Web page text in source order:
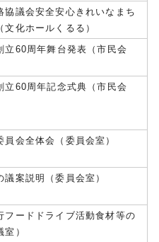
協議会安全安心きれいなまち
化ホールくるる）
立60周年舞台発表（市民会
立60周年記念式典（市民会
員会全体会（委員会室）
案説明（委員会室）
フードドライブ活動食材等の
）